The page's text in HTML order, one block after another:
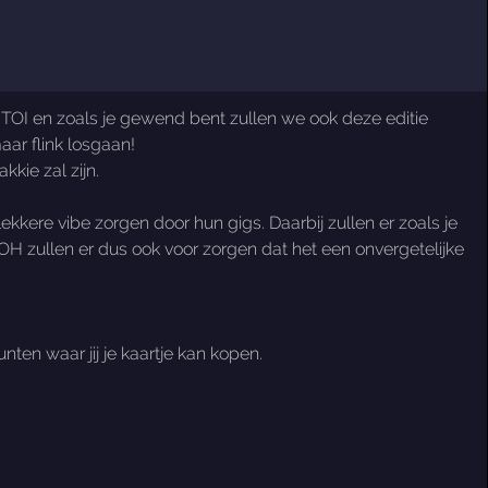
en zoals je gewend bent zullen we ook deze editie
flink losgaan!
zal zijn.
vibe zorgen door hun gigs. Daarbij zullen er zoals je
zullen er dus ook voor zorgen dat het een onvergetelijke
waar jij je kaartje kan kopen.